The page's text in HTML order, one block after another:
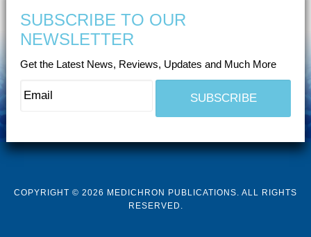
SUBSCRIBE TO OUR
NEWSLETTER
Get the Latest News, Reviews, Updates and Much More
COPYRIGHT © 2026 MEDICHRON PUBLICATIONS. ALL RIGHTS
RESERVED.